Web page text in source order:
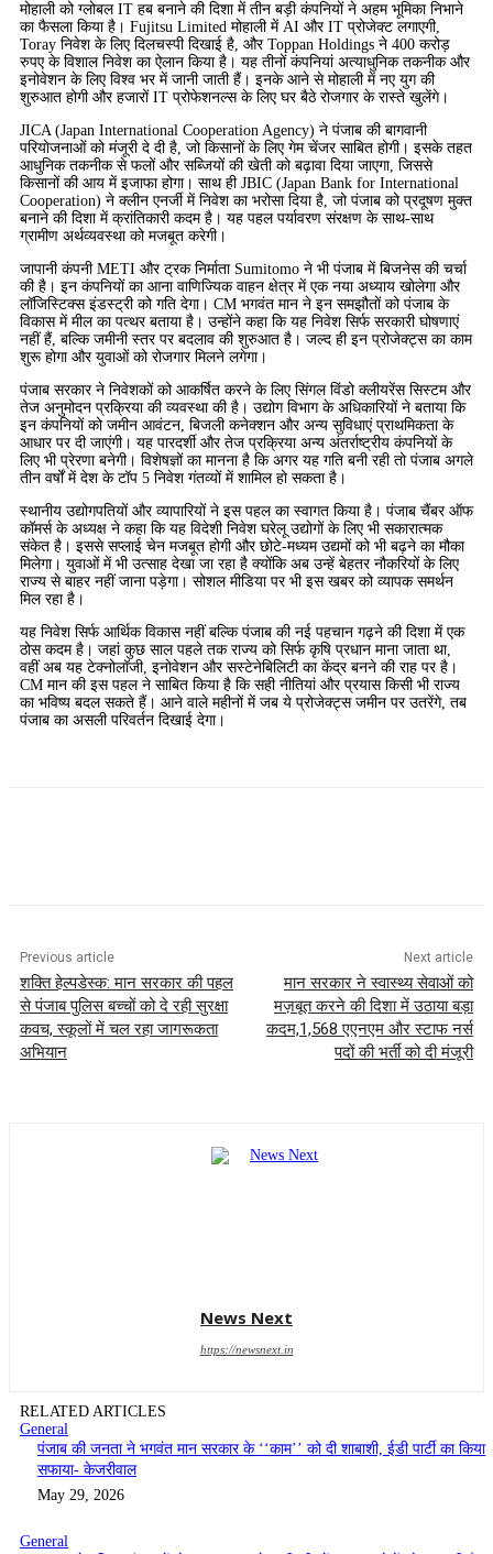
मोहाली को ग्लोबल IT हब बनाने की दिशा में तीन बड़ी कंपनियों ने अहम भूमिका निभाने
का फैसला किया है। Fujitsu Limited मोहाली में AI और IT प्रोजेक्ट लगाएगी,
Toray निवेश के लिए दिलचस्पी दिखाई है, और Toppan Holdings ने 400 करोड़
रुपए के विशाल निवेश का ऐलान किया है। यह तीनों कंपनियां अत्याधुनिक तकनीक और
इनोवेशन के लिए विश्व भर में जानी जाती हैं। इनके आने से मोहाली में नए युग की
शुरुआत होगी और हजारों IT प्रोफेशनल्स के लिए घर बैठे रोजगार के रास्ते खुलेंगे।
JICA (Japan International Cooperation Agency) ने पंजाब की बागवानी
परियोजनाओं को मंजूरी दे दी है, जो किसानों के लिए गेम चेंजर साबित होगी। इसके तहत
आधुनिक तकनीक से फलों और सब्जियों की खेती को बढ़ावा दिया जाएगा, जिससे
किसानों की आय में इजाफा होगा। साथ ही JBIC (Japan Bank for International
Cooperation) ने क्लीन एनर्जी में निवेश का भरोसा दिया है, जो पंजाब को प्रदूषण मुक्त
बनाने की दिशा में क्रांतिकारी कदम है। यह पहल पर्यावरण संरक्षण के साथ-साथ
ग्रामीण अर्थव्यवस्था को मजबूत करेगी।
जापानी कंपनी METI और ट्रक निर्माता Sumitomo ने भी पंजाब में बिजनेस की चर्चा
की है। इन कंपनियों का आना वाणिज्यिक वाहन क्षेत्र में एक नया अध्याय खोलेगा और
लॉजिस्टिक्स इंडस्ट्री को गति देगा। CM भगवंत मान ने इन समझौतों को पंजाब के
विकास में मील का पत्थर बताया है। उन्होंने कहा कि यह निवेश सिर्फ सरकारी घोषणाएं
नहीं हैं, बल्कि जमीनी स्तर पर बदलाव की शुरुआत है। जल्द ही इन प्रोजेक्ट्स का काम
शुरू होगा और युवाओं को रोजगार मिलने लगेगा।
पंजाब सरकार ने निवेशकों को आकर्षित करने के लिए सिंगल विंडो क्लीयरेंस सिस्टम और
तेज अनुमोदन प्रक्रिया की व्यवस्था की है। उद्योग विभाग के अधिकारियों ने बताया कि
इन कंपनियों को जमीन आवंटन, बिजली कनेक्शन और अन्य सुविधाएं प्राथमिकता के
आधार पर दी जाएंगी। यह पारदर्शी और तेज प्रक्रिया अन्य अंतर्राष्ट्रीय कंपनियों के
लिए भी प्रेरणा बनेगी। विशेषज्ञों का मानना है कि अगर यह गति बनी रही तो पंजाब अगले
तीन वर्षों में देश के टॉप 5 निवेश गंतव्यों में शामिल हो सकता है।
स्थानीय उद्योगपतियों और व्यापारियों ने इस पहल का स्वागत किया है। पंजाब चैंबर ऑफ
कॉमर्स के अध्यक्ष ने कहा कि यह विदेशी निवेश घरेलू उद्योगों के लिए भी सकारात्मक
संकेत है। इससे सप्लाई चेन मजबूत होगी और छोटे-मध्यम उद्यमों को भी बढ़ने का मौका
मिलेगा। युवाओं में भी उत्साह देखा जा रहा है क्योंकि अब उन्हें बेहतर नौकरियों के लिए
राज्य से बाहर नहीं जाना पड़ेगा। सोशल मीडिया पर भी इस खबर को व्यापक समर्थन
मिल रहा है।
यह निवेश सिर्फ आर्थिक विकास नहीं बल्कि पंजाब की नई पहचान गढ़ने की दिशा में एक
ठोस कदम है। जहां कुछ साल पहले तक राज्य को सिर्फ कृषि प्रधान माना जाता था,
वहीं अब यह टेक्नोलॉजी, इनोवेशन और सस्टेनेबिलिटी का केंद्र बनने की राह पर है।
CM मान की इस पहल ने साबित किया है कि सही नीतियां और प्रयास किसी भी राज्य
का भविष्य बदल सकते हैं। आने वाले महीनों में जब ये प्रोजेक्ट्स जमीन पर उतरेंगे, तब
पंजाब का असली परिवर्तन दिखाई देगा।
Previous article
शक्ति हेल्पडेस्क: मान सरकार की पहल
से पंजाब पुलिस बच्चों को दे रही सुरक्षा
कवच, स्कूलों में चल रहा जागरूकता
अभियान
Next article
मान सरकार ने स्वास्थ्य सेवाओं को
मज़बूत करने की दिशा में उठाया बड़ा
कदम,1,568 एएनएम और स्टाफ नर्स
पदों की भर्ती को दी मंजूरी
News Next
https://newsnext.in
RELATED ARTICLES
General
पंजाब की जनता ने भगवंत मान सरकार के ‘‘काम’’ को दी शाबाशी, ईडी पार्टी का किया
सफाया- केजरीवाल
May 29, 2026
General